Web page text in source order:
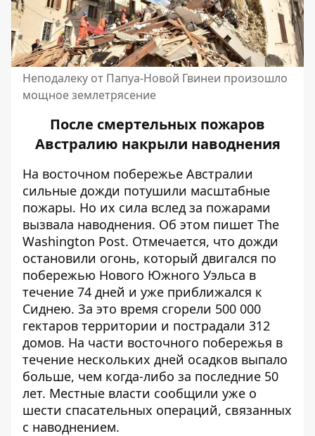
Неподалеку от Папуа-Новой Гвинеи произошло
мощное землетрясение
После смертельных пожаров
Австралию накрыли наводнения
На восточном побережье Австралии
сильные дожди потушили масштабные
пожары. Но их сила вслед за пожарами
вызвала наводнения. Об этом пишет The
Washington Post. Отмечается, что дожди
остановили огонь, который двигался по
побережью Нового Южного Уэльса в
течение 74 дней и уже приближался к
Сиднею. За это время сгорели 500 000
гектаров территории и пострадали 312
домов. На части восточного побережья в
течение нескольких дней осадков выпало
больше, чем когда-либо за последние 50
лет. Местные власти сообщили уже о
шести спасательных операций, связанных
с наводнением.